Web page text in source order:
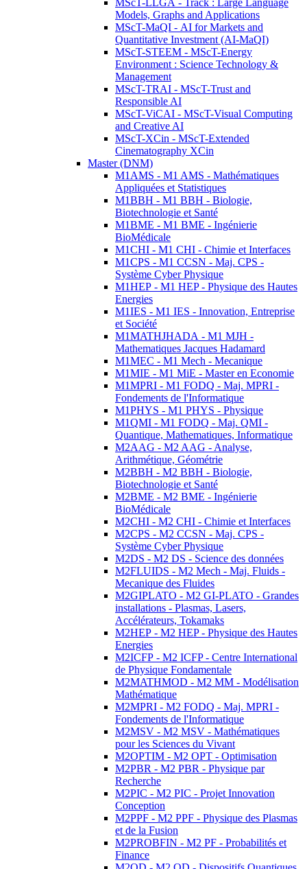
MScT-LLGA - Track : Large Language
Models, Graphs and Applications
MScT-MaQI - AI for Markets and
Quantitative Investment (AI-MaQI)
MScT-STEEM - MScT-Energy
Environment : Science Technology &
Management
MScT-TRAI - MScT-Trust and
Responsible AI
MScT-ViCAI - MScT-Visual Computing
and Creative AI
MScT-XCin - MScT-Extended
Cinematography XCin
Master (DNM)
M1AMS - M1 AMS - Mathématiques
Appliquées et Statistiques
M1BBH - M1 BBH - Biologie,
Biotechnologie et Santé
M1BME - M1 BME - Ingénierie
BioMédicale
M1CHI - M1 CHI - Chimie et Interfaces
M1CPS - M1 CCSN - Maj. CPS -
Système Cyber Physique
M1HEP - M1 HEP - Physique des Hautes
Energies
M1IES - M1 IES - Innovation, Entreprise
et Société
M1MATHJHADA - M1 MJH -
Mathematiques Jacques Hadamard
M1MEC - M1 Mech - Mecanique
M1MIE - M1 MiE - Master en Economie
M1MPRI - M1 FODQ - Maj. MPRI -
Fondements de l'Informatique
M1PHYS - M1 PHYS - Physique
M1QMI - M1 FODQ - Maj. QMI -
Quantique, Mathematiques, Informatique
M2AAG - M2 AAG - Analyse,
Arithmétique, Géométrie
M2BBH - M2 BBH - Biologie,
Biotechnologie et Santé
M2BME - M2 BME - Ingénierie
BioMédicale
M2CHI - M2 CHI - Chimie et Interfaces
M2CPS - M2 CCSN - Maj. CPS -
Système Cyber Physique
M2DS - M2 DS - Science des données
M2FLUIDS - M2 Mech - Maj. Fluids -
Mecanique des Fluides
M2GIPLATO - M2 GI-PLATO - Grandes
installations - Plasmas, Lasers,
Accélérateurs, Tokamaks
M2HEP - M2 HEP - Physique des Hautes
Energies
M2ICFP - M2 ICFP - Centre International
de Physique Fondamentale
M2MATHMOD - M2 MM - Modélisation
Mathématique
M2MPRI - M2 FODQ - Maj. MPRI -
Fondements de l'Informatique
M2MSV - M2 MSV - Mathématiques
pour les Sciences du Vivant
M2OPTIM - M2 OPT - Optimisation
M2PBR - M2 PBR - Physique par
Recherche
M2PIC - M2 PIC - Projet Innovation
Conception
M2PPF - M2 PPF - Physique des Plasmas
et de la Fusion
M2PROBFIN - M2 PF - Probabilités et
Finance